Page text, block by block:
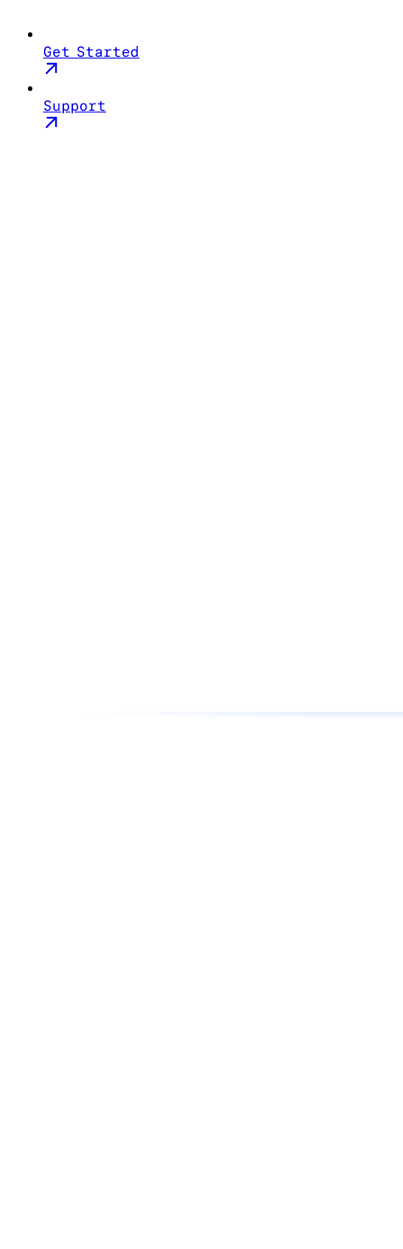
Get Started
Support